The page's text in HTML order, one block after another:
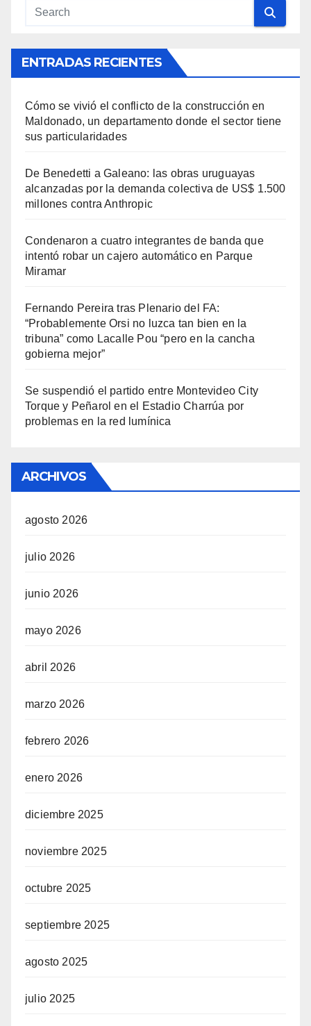
ENTRADAS RECIENTES
Cómo se vivió el conflicto de la construcción en
Maldonado, un departamento donde el sector tiene
sus particularidades
De Benedetti a Galeano: las obras uruguayas
alcanzadas por la demanda colectiva de US$ 1.500
millones contra Anthropic
Condenaron a cuatro integrantes de banda que
intentó robar un cajero automático en Parque
Miramar
Fernando Pereira tras Plenario del FA:
“Probablemente Orsi no luzca tan bien en la
tribuna” como Lacalle Pou “pero en la cancha
gobierna mejor”
Se suspendió el partido entre Montevideo City
Torque y Peñarol en el Estadio Charrúa por
problemas en la red lumínica
ARCHIVOS
agosto 2026
julio 2026
junio 2026
mayo 2026
abril 2026
marzo 2026
febrero 2026
enero 2026
diciembre 2025
noviembre 2025
octubre 2025
septiembre 2025
agosto 2025
julio 2025